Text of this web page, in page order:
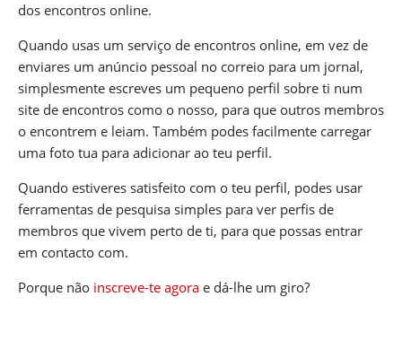
dos encontros online.
Quando usas um serviço de encontros online, em vez de
enviares um anúncio pessoal no correio para um jornal,
simplesmente escreves um pequeno perfil sobre ti num
site de encontros como o nosso, para que outros membros
o encontrem e leiam. Também podes facilmente carregar
uma foto tua para adicionar ao teu perfil.
Quando estiveres satisfeito com o teu perfil, podes usar
ferramentas de pesquisa simples para ver perfis de
membros que vivem perto de ti, para que possas entrar
em contacto com.
Porque não inscreve-te agora e dá-lhe um giro?